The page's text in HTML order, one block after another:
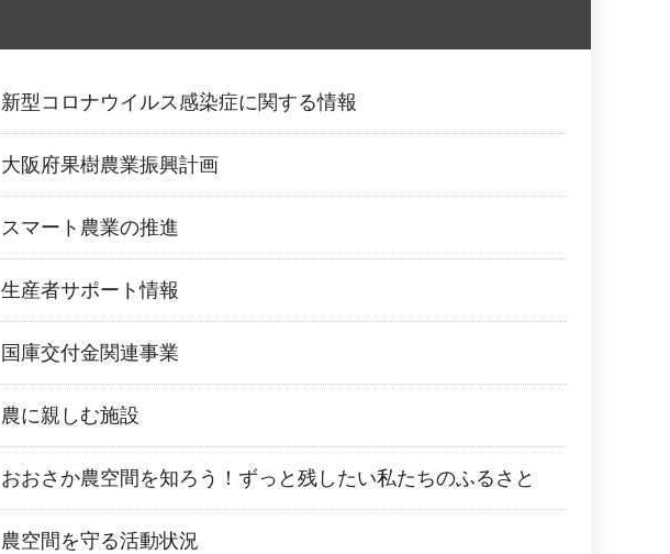
新型コロナウイルス感染症に関する情報
大阪府果樹農業振興計画
スマート農業の推進
生産者サポート情報
国庫交付金関連事業
農に親しむ施設
おおさか農空間を知ろう！ずっと残したい私たちのふるさと
農空間を守る活動状況